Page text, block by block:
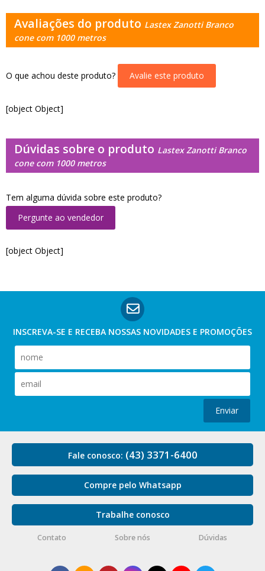
Avaliações do produto Lastex Zanotti Branco
cone com 1000 metros
O que achou deste produto? Avalie este produto
[object Object]
Dúvidas sobre o produto Lastex Zanotti Branco
cone com 1000 metros
Tem alguma dúvida sobre este produto?
Pergunte ao vendedor
[object Object]
INSCREVA-SE E RECEBA NOSSAS NOVIDADES E PROMOÇÕES
Enviar
Fale conosco: (43) 3371-6400
Compre pelo Whatsapp
Trabalhe conosco
Contato Sobre nós Dúvidas